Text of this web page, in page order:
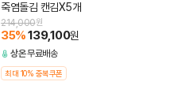
죽염돌김 캔김X5개
214,000원
35%139,100원
상온무료배송
최대 10% 중복쿠폰